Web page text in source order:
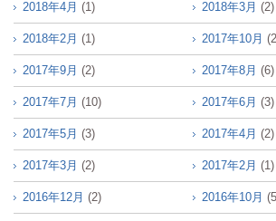
2018年4月 (1) 2018年3月 (2)
2018年2月 (1) 2017年10月
2017年9月 (2) 2017年8月 (6)
2017年7月 (10) 2017年6月 (3)
2017年5月 (3) 2017年4月 (2)
2017年3月 (2) 2017年2月 (1)
2016年12月 (2) 2016年10月